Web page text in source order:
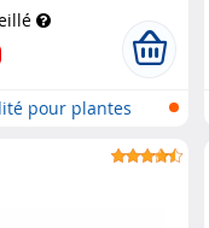
pour plantes